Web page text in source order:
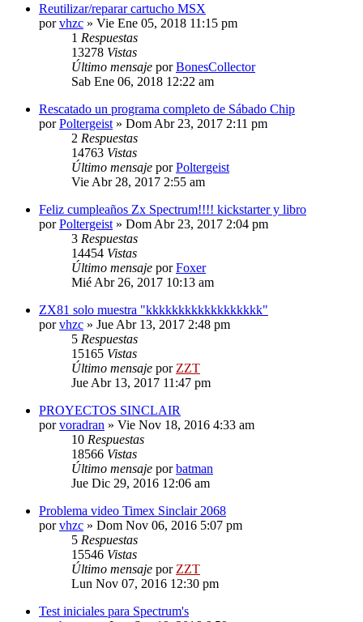
Reutilizar/reparar cartucho MSX
porvhzc » Vie Ene 05, 2018 11:15 pm
1 Respuestas
13278 Vistas
Último mensaje porBonesCollector
Sab Ene 06, 2018 12:22 am
Rescatado un programa completo de Sábado Chip
porPoltergeist » Dom Abr 23, 2017 2:11 pm
2 Respuestas
14763 Vistas
Último mensaje porPoltergeist
Vie Abr 28, 2017 2:55 am
Feliz cumpleaños Zx Spectrum!!!! kickstarter y libro
porPoltergeist » Dom Abr 23, 2017 2:04 pm
3 Respuestas
14454 Vistas
Último mensaje porFoxer
Mié Abr 26, 2017 10:13 am
ZX81 solo muestra "kkkkkkkkkkkkkkkkkk"
porvhzc » Jue Abr 13, 2017 2:48 pm
5 Respuestas
15165 Vistas
Último mensaje por ZZT
Jue Abr 13, 2017 11:47 pm
PROYECTOS SINCLAIR
porvoradran » Vie Nov 18, 2016 4:33 am
10 Respuestas
18566 Vistas
Último mensaje porbatman
Jue Dic 29, 2016 12:06 am
Problema video Timex Sinclair 2068
porvhzc » Dom Nov 06, 2016 5:07 pm
5 Respuestas
15546 Vistas
Último mensaje por ZZT
Lun Nov 07, 2016 12:30 pm
Test iniciales para Spectrum's